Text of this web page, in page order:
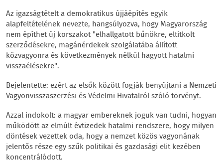
Az igazságtételt a demokratikus újjáépítés egyik
alapfeltételének nevezte, hangsúlyozva, hogy Magyarország
nem építhet új korszakot "elhallgatott bűnökre, eltitkolt
szerződésekre, magánérdekek szolgálatába állított
közvagyonra és következmények nélkül hagyott hatalmi
visszaélésekre".
Bejelentette: ezért az elsők között fogják benyújtani a Nemzeti
Vagyonvisszaszerzési és Védelmi Hivatalról szóló törvényt.
Azzal indokolt: a magyar embereknek joguk van tudni, hogyan
működött az elmúlt évtizedek hatalmi rendszere, hogy milyen
döntések vezettek oda, hogy a nemzet közös vagyonának
jelentős része egy szűk politikai és gazdasági elit kezében
koncentrálódott.